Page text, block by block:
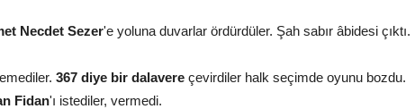
Necdet Sezer'e yoluna duvarlar ördürdüler. Şah sabır âbidesi çıktı.
367 diye bir dalavere çevirdiler halk seçimde oyunu bozdu.
Fidan'ı istediler, vermedi.